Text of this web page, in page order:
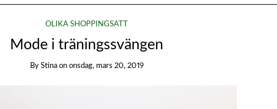
OLIKA SHOPPINGSÄTT
Mode i träningssvängen
By Stina on onsdag, mars 20, 2019